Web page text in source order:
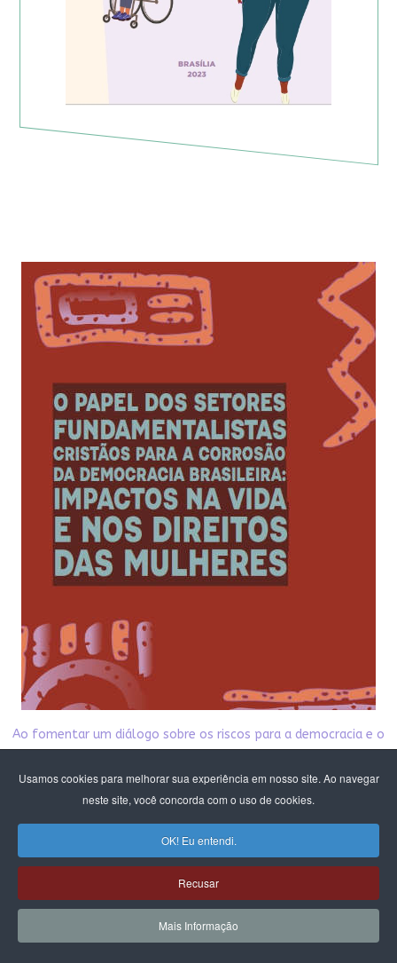
Usamos cookies para melhorar sua experiência em nosso site. Ao navegar
neste site, você concorda com o uso de cookies.
OK! Eu entendi.
Recusar
Mais Informação
Ao fomentar um diálogo sobre os riscos para a democracia e o
na configuração em andamento no parlamento,
o CFEMEA, convidou ativistas e estudiosas do tema para propor
e possíveis brechas para atuação coletiva, visto que o debate
da laicidade
está intrinsecamente ligado à autonomia sexual das mulheres
e tudo o que se refere aos direitos reprodutivos.
Nesta publicação damos acesso público aos textos
produzidos pelo debate. Esperamos que